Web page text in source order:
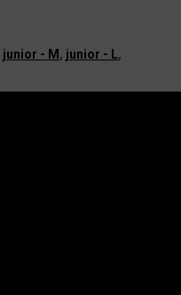
junior - M , junior - L,